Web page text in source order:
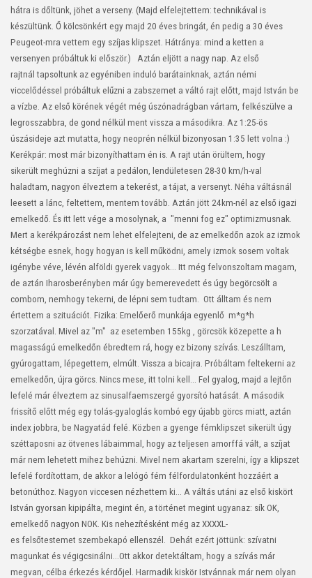
hátra is dőltünk, jöhet a verseny. (Majd elfelejtettem: technikával is
készültünk. Ő kölcsönkért egy majd 20 éves bringát, én pedig a 30 éves
Peugeot-mra vettem egy szíjas klipszet. Hátránya: mind a ketten a
versenyen próbáltuk ki először.)
Aztán eljött a nagy nap. Az első
rajtnál tapsoltunk az egyéniben induló barátainknak, aztán némi
viccelődéssel próbáltuk elűzni a zabszemet a váltó rajt előtt, majd István be
a vízbe. Az első körének végét még úszónadrágban vártam, felkészülve a
legrosszabbra, de gond nélkül ment vissza a másodikra. Az 1:25-ös
úszásideje azt mutatta, hogy neoprén nélkül bizonyosan 1:35 lett volna :)
Kerékpár: most már bizonyíthattam én is. A rajt után örültem, hogy
sikerült meghúzni a szíjat a pedálon, lendületesen 28-30 km/h-val
haladtam, nagyon élveztem a tekerést, a tájat, a versenyt. Néha váltásnál
leesett a lánc, feltettem, mentem tovább. Aztán jött 24km-nél az első igazi
emelkedő. És itt lett vége a mosolynak, a "menni fog ez" optimizmusnak.
Mert a kerékpározást nem lehet elfelejteni, de az emelkedőn azok az izmok
kétségbe esnek, hogy hogyan is kell működni, amely izmok sosem voltak
igénybe véve, lévén alföldi gyerek vagyok... Itt még felvonszoltam magam,
de aztán Iharosberényben már úgy bemerevedett és úgy begörcsölt a
combom, nemhogy tekerni, de lépni sem tudtam. Ott álltam és nem
értettem a szituációt. Fizika: Emelőerő munkája egyenlő m*g*h
szorzatával. Mivel az "m" az esetemben 155kg , görcsök közepette a h
magasságú emelkedőn ébredtem rá, hogy ez bizony szívás. Leszálltam,
gyúrogattam, lépegettem, elmúlt. Vissza a bicajra. Próbáltam feltekerni az
emelkedőn, újra görcs. Nincs mese, itt tolni kell... Fel gyalog, majd a lejtőn
lefelé már élveztem az sinusalfaemszergé gyorsító hatását. A második
frissítő előtt még egy tolás-gyaloglás kombó egy újabb görcs miatt, aztán
index jobbra, be Nagyatád felé. Közben a gyenge fémklipszet sikerült úgy
széttaposni az ötvenes lábaimmal, hogy az teljesen amorffá vált, a szíjat
már nem lehetett mihez behúzni. Mivel nem akartam szerelni, így a klipszet
lefelé fordítottam, de akkor a lelógó fém félfordulatonként hozzáért a
betonúthoz. Nagyon viccesen nézhettem ki...
A váltás utáni az első kiskört
István gyorsan kipipálta, megint én, a történet megint ugyanaz: sík OK,
emelkedő nagyon NOK. Kis nehezítésként még az XXXXL-
es felsőtestemet szembekapó ellenszél. Dehát ezért jöttünk: szívatni
magunkat és végigcsinálni...Ott akkor detektáltam, hogy a szívás már
megvan, célba érkezés kérdőjel. Harmadik kiskör Istvánnak már nem olyan